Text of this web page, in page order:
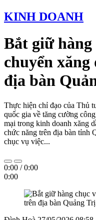
KINH DOANH
Bắt giữ
chuyển
địa bàn
Thực hiện chỉ đạo của Thủ
quốc gia về tăng cường
mại trong kinh doanh xăng
chức năng trên địa bàn tỉnh
chục vụ việc...
0:00 /0:00
0:00